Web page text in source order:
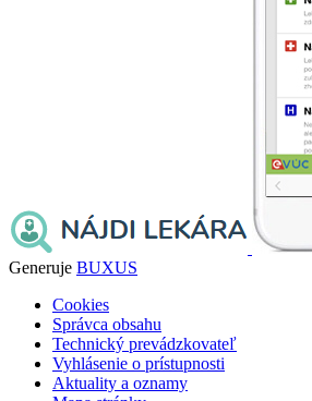
Generuje BUXUS
Cookies
Správca obsahu
Technický prevádzkovateľ
Vyhlásenie o prístupnosti
Aktuality a oznamy